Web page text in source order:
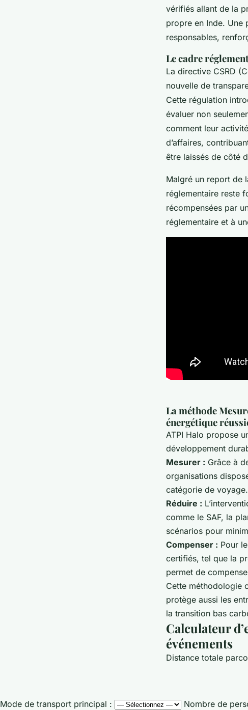
vérifiés allant de la
propre en Inde. Une
responsables,
Le cadre
La directive CSRD
nouvelle de
Cette régulation
évaluer non
comment leur
d’affaires,
être laissés de côté
Malgré un report de
réglementaire reste
récompensées par
réglementaire et à
La méthode
énergétique
ATPI Halo propose
développement
Mesurer : Grâce à
organisations
catégorie de voyage.
Réduire :
comme le SAF, la
scénarios pour
Compenser : Pour
certifiés, tel que la
permet de
Cette méthodologie
protège aussi les
la transition bas
Calculateur
événements
Distance totale
Mode de transport principal : Nombre de